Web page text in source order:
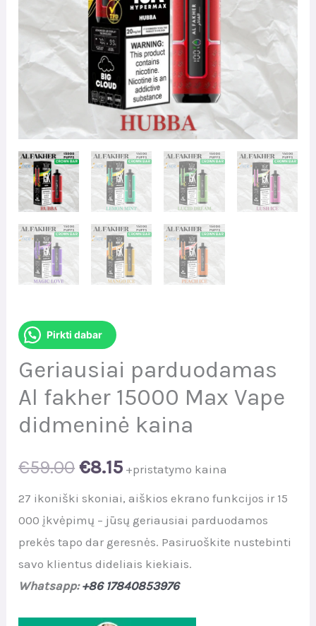
Pirkti dabar
Geriausiai parduodamas
Al fakher 15000 Max Vape
didmeninė kaina
€59.00 Original
price
was:
€59.00.
€8.15Current
price
is:
€8.15.
+pristatymo kaina
27 ikoniški skoniai, aiškios ekrano funkcijos ir 15
000 įkvėpimų – jūsų geriausiai parduodamos
prekės tapo dar geresnės. Pasiruoškite nustebinti
savo klientus dideliais kiekiais.
Whatsapp:+86 17840853976